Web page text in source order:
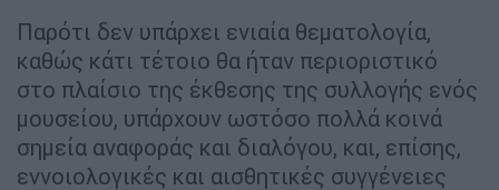
Παρότι δεν υπάρχει ενιαία θεματολογία,
καθώς κάτι τέτοιο θα ήταν περιοριστικό
στο πλαίσιο της έκθεσης της συλλογής ενός
μουσείου, υπάρχουν ωστόσο πολλά κοινά
σημεία αναφοράς και διαλόγου, και, επίσης,
εννοιολογικές και αισθητικές συγγένειες